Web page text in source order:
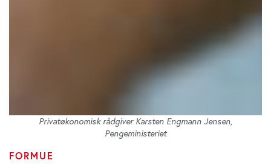
FORMUE
Privatøkonomisk rådgiver Karsten Engmann Jensen,
Pengeministeriet